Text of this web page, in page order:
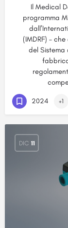
Il Medical
programma
(IMDRF) –
del
2024 +1
DIC 11